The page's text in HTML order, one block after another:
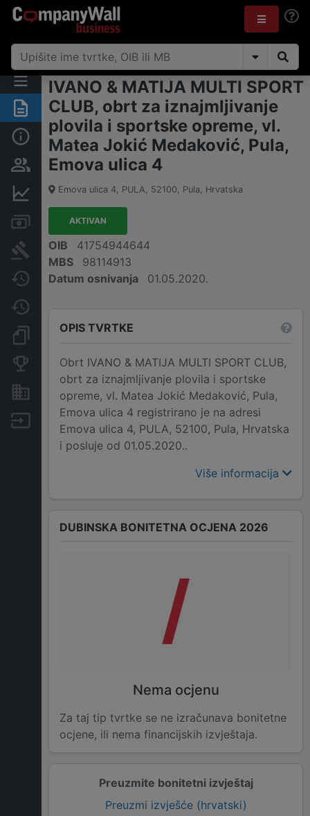
Sažetak
Osnovne informacije
Osobe i vlasništvo
Financijski podaci
Računi i blokade
Sudske objave
Javne nabavke
Promjene
Dokumenti i objave
Konkurentske tvrtke
Nekretnine i imovina
Izvoz
IVANO & MATIJA MULTI SPORT
CLUB, obrt za iznajmljivanje
plovila i sportske opreme, vl.
Matea Jokić Medaković, Pula,
Emova ulica 4
Emova ulica 4, PULA, 52100, Pula, Hrvatska
AKTIVAN
OIB
41754944644
MBS
98114913
Datum osnivanja
01.05.2020.
OPIS TVRTKE
Obrt IVANO & MATIJA MULTI SPORT CLUB,
obrt za iznajmljivanje plovila i sportske
opreme, vl. Matea Jokić Medaković, Pula,
Emova ulica 4 registrirano je na adresi
Emova ulica 4, PULA, 52100, Pula, Hrvatska
i posluje od 01.05.2020..
Više informacija
Preuzmite bonitetni izvještaj
Preuzmi izvješće (hrvatski)
DUBINSKA BONITETNA OCJENA 2026
/
Nema ocjenu
Za taj tip tvrtke se ne izračunava bonitetne
ocjene, ili nema financijskih izvještaja.